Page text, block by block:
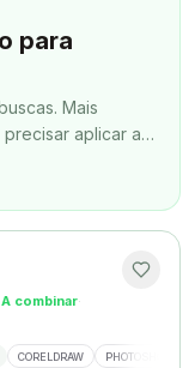
para
Mais
aplicar a
A combinar·
CORELDRAW PHOTOSHOP